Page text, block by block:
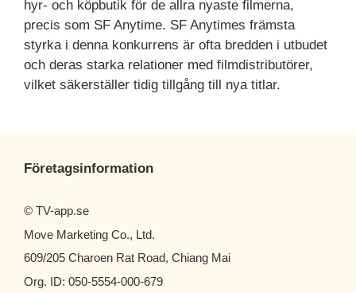
hyr- och köpbutik för de allra nyaste filmerna,
precis som SF Anytime. SF Anytimes främsta
styrka i denna konkurrens är ofta bredden i utbudet
och deras starka relationer med filmdistributörer,
vilket säkerställer tidig tillgång till nya titlar.
Företagsinformation
© TV-app.se
Move Marketing Co., Ltd.
609/205 Charoen Rat Road, Chiang Mai
Org. ID: 050-5554-000-679